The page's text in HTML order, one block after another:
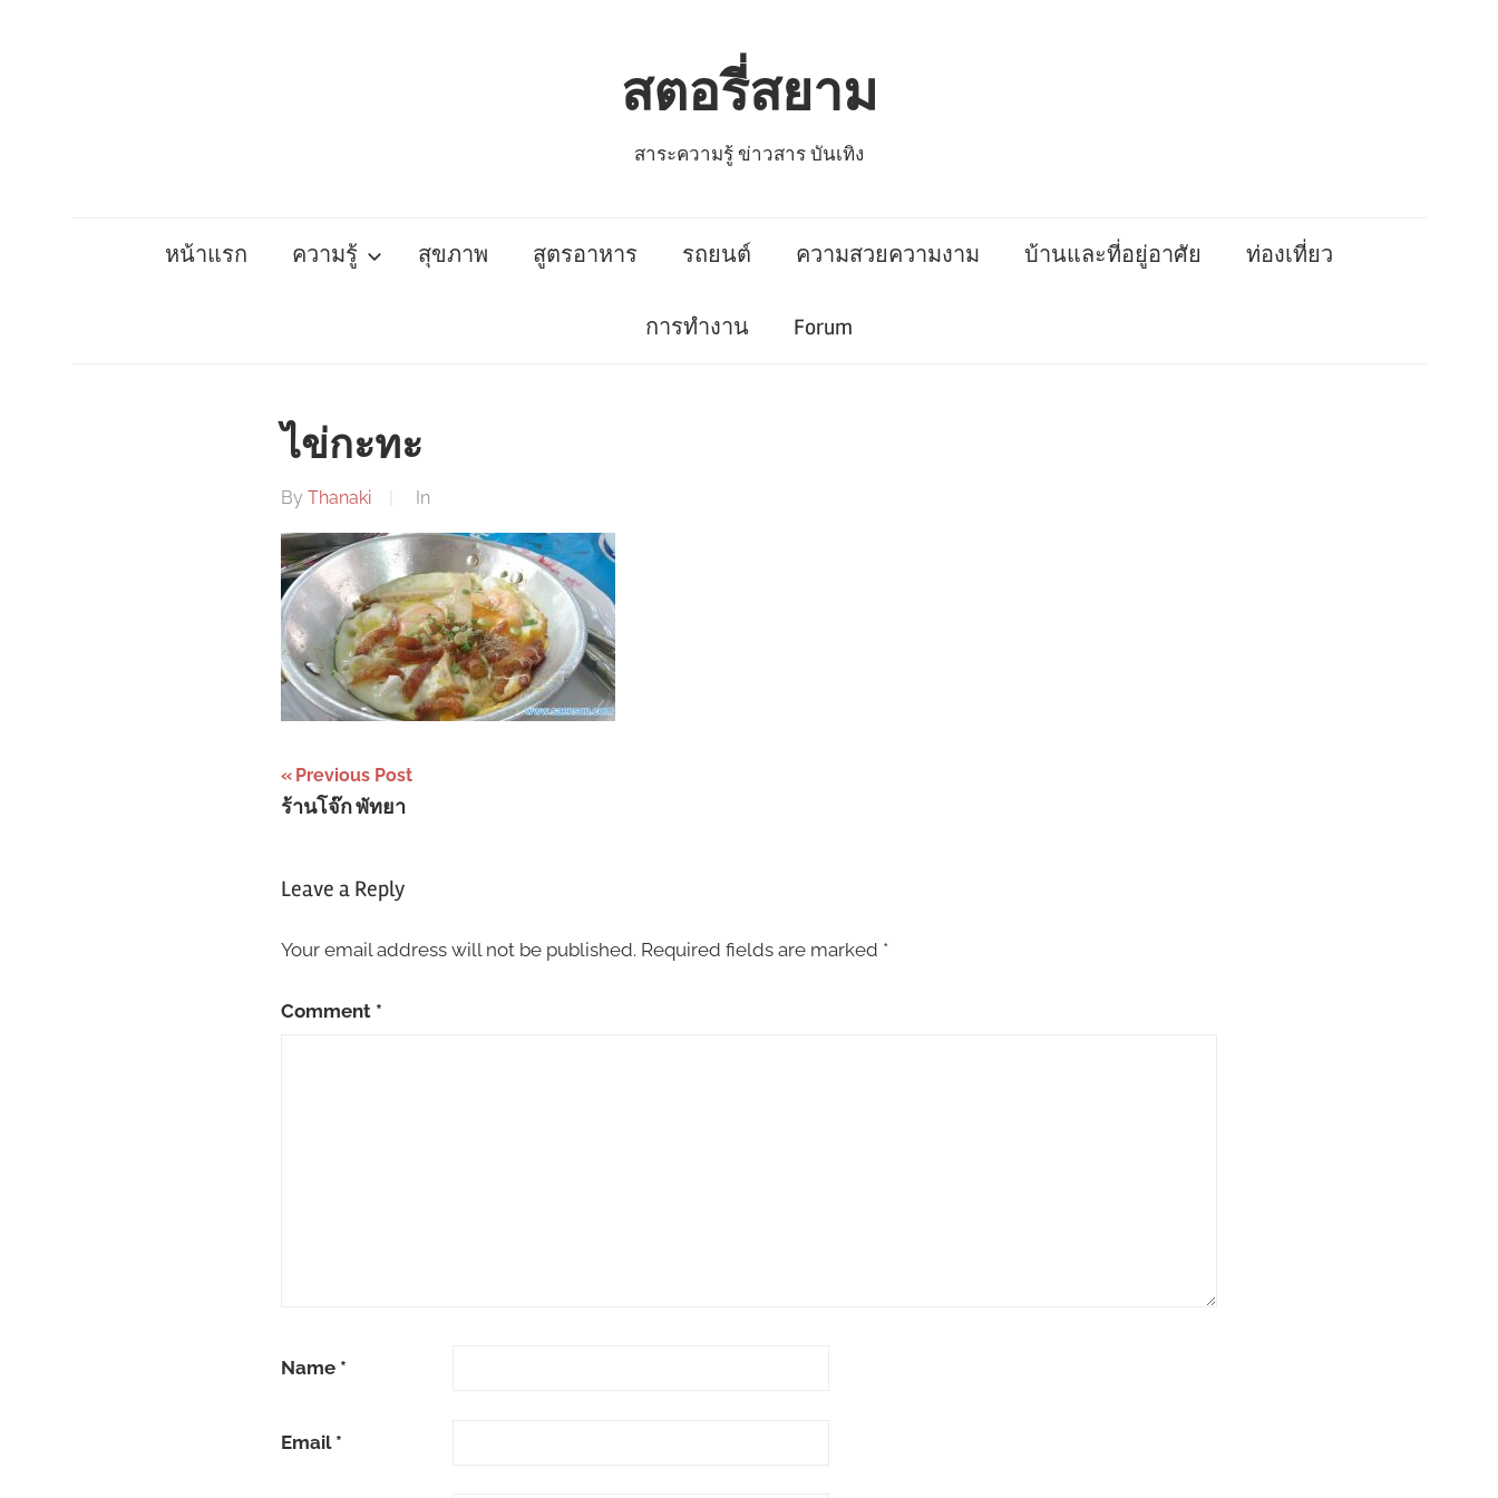
สตอรี่สยาม
สาระความรู้ ข่าวสาร บันเทิง
หน้าแรก ความรู้ สุขภาพ สูตรอาหาร รถยนต์ ความสวยความงาม บ้านและที่อยู่อาศัย ท่องเที่ยว
การทำงาน Forum
ไข่กะทะ
By Thanaki In
Post
navigation
Previous Post
ร้านโจ๊ก พัทยา
Leave a Reply
Your email address will not be published. Required fields are marked *
Comment *
Name *
Email *